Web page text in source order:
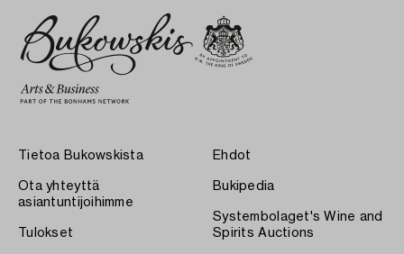
Tietoa Bukowskista
Ota yhteyttä
asiantuntijoihimme
Tulokset
Ehdot
Bukipedia
Systembolaget's Wine and
Spirits Auctions